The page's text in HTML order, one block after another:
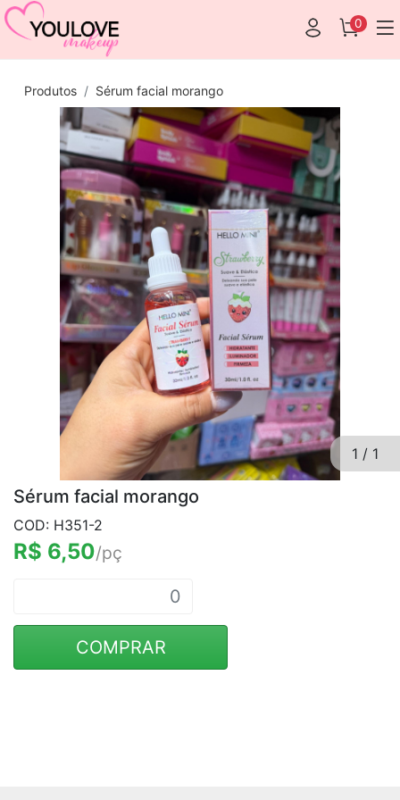
0
Produtos Sérum facial morango
1 / 1
Sérum facial morango
COD: H351-2
R$ 6,50/pç
COMPRAR